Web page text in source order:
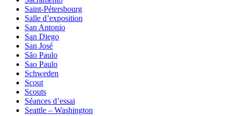
Saint-Pétersbourg
Salle d’exposition
San Antonio
San Diego
San José
São Paulo
Sao Paulo
Schweden
Scout
Scouts
Séances d’essai
Seattle – Washington